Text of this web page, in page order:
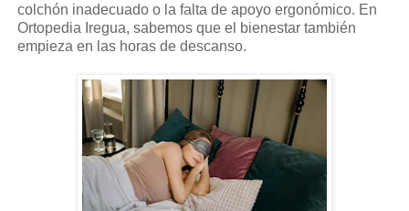
colchón inadecuado o la falta de apoyo ergonómico. En
Ortopedia Iregua, sabemos que el bienestar también
empieza en las horas de descanso.